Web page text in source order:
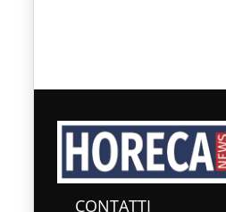
CONTATTI